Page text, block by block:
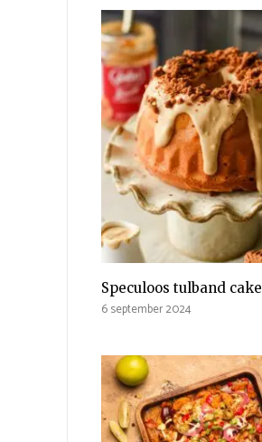
Speculoos tulband cake
6 september 2024